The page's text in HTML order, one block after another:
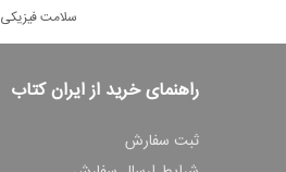
سلامت فیزیکی
راهنمای خرید از ایران کتاب
ثبت سفارش